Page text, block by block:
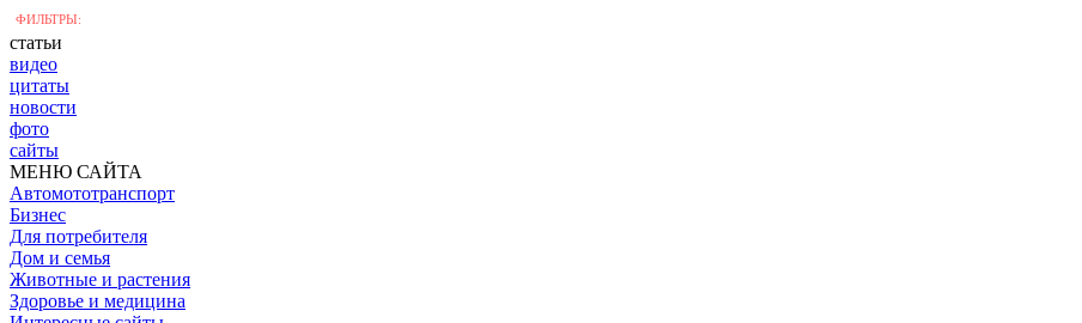
ФИЛЬТРЫ:
статьи
видео
цитаты
новости
фото
сайты
МЕНЮ САЙТА
Автомототранспорт
Бизнес
Для потребителя
Дом и семья
Животные и растения
Здоровье и медицина